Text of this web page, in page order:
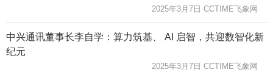
2025年3月7日 CCTIME飞象网
中兴通讯董事长李自学：算力筑基、 AI 启智，共迎数智化新
纪元
2025年3月7日 CCTIME飞象网